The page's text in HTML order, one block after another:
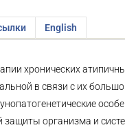
English
хронических
в связи с их
организма и